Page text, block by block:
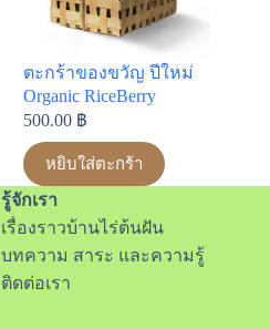
ตะกร้าของขวัญ ปีใหม่
Organic RiceBerry
500.00 ฿
หยิบใส่ตะกร้า
รู้จักเรา
เรื่องราวบ้านไร่ต้นฝัน
บทความ สาระ และความรู้
ติดต่อเรา